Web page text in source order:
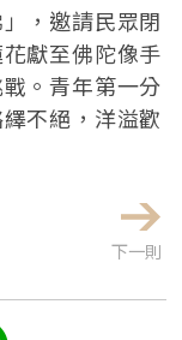
，邀請民眾閉
獻至佛陀像手
。青年第一分
不絕，洋溢歡
下一則